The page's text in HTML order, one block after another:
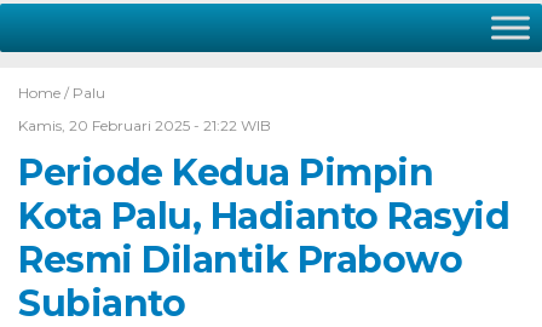
Home / Palu
Kamis, 20 Februari 2025 - 21:22 WIB
Periode Kedua Pimpin
Kota Palu, Hadianto Rasyid
Resmi Dilantik Prabowo
Subianto